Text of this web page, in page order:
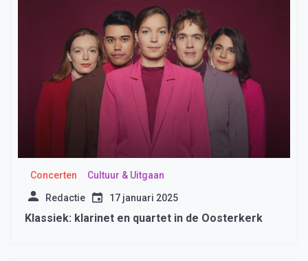
Concerten Cultuur & Uitgaan
Redactie 17 januari 2025
Klassiek: klarinet en quartet in de Oosterkerk